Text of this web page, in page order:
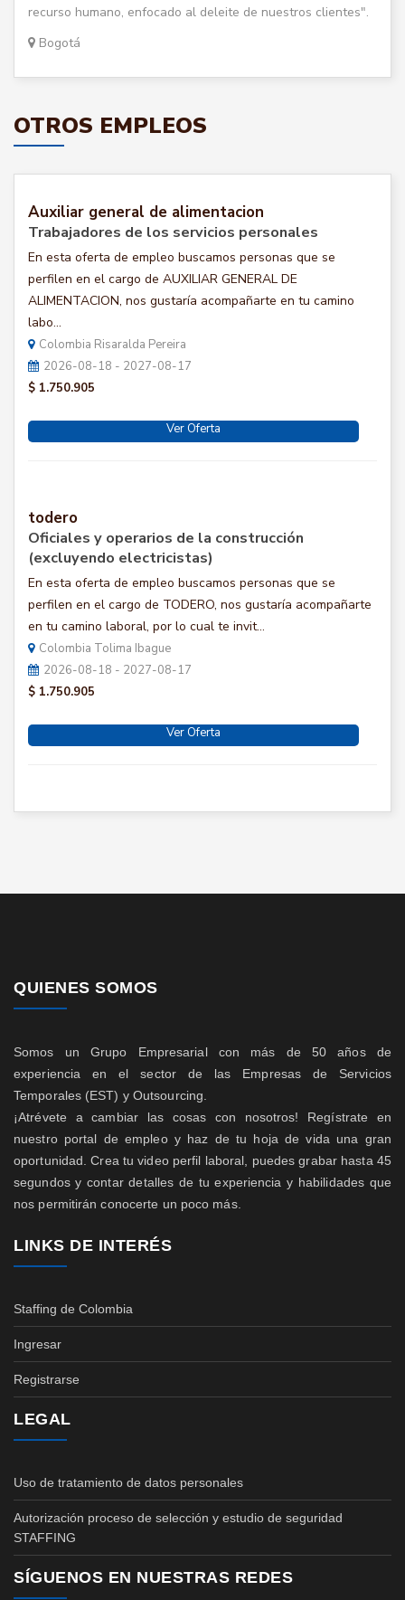
recurso humano, enfocado al deleite de nuestros clientes".
Bogotá
OTROS EMPLEOS
Auxiliar general de alimentacion
Trabajadores de los servicios personales
En esta oferta de empleo buscamos personas que se
perfilen en el cargo de AUXILIAR GENERAL DE
ALIMENTACION, nos gustaría acompañarte en tu camino
labo...
Colombia Risaralda Pereira
2026-08-18 - 2027-08-17
$ 1.750.905
Ver Oferta
todero
Oficiales y operarios de la construcción
(excluyendo electricistas)
En esta oferta de empleo buscamos personas que se
perfilen en el cargo de TODERO, nos gustaría acompañarte
en tu camino laboral, por lo cual te invit...
Colombia Tolima Ibague
2026-08-18 - 2027-08-17
$ 1.750.905
Ver Oferta
QUIENES SOMOS
Somos un Grupo Empresarial con más de 50 años de
experiencia en el sector de las Empresas de Servicios
Temporales (EST) y Outsourcing.
¡Atrévete a cambiar las cosas con nosotros! Regístrate en
nuestro portal de empleo y haz de tu hoja de vida una gran
oportunidad. Crea tu video perfil laboral, puedes grabar hasta 45
segundos y contar detalles de tu experiencia y habilidades que
nos permitirán conocerte un poco más.
LINKS DE INTERÉS
Staffing de Colombia
Ingresar
Registrarse
LEGAL
Uso de tratamiento de datos personales
Autorización proceso de selección y estudio de seguridad
STAFFING
SÍGUENOS EN NUESTRAS REDES